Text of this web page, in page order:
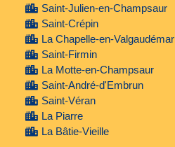
Saint-Julien-en-Champsaur
Saint-Crépin
La Chapelle-en-Valgaudémar
Saint-Firmin
La Motte-en-Champsaur
Saint-André-d'Embrun
Saint-Véran
La Piarre
La Bâtie-Vieille